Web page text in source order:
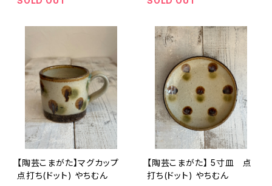
【陶芸こまがた】マグカップ
点打ち(ドット) やちむん
【陶芸こまがた】 5寸皿 点
打ち(ドット) やちむん